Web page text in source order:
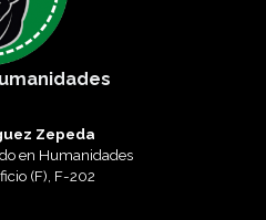
Zepeda
en Humanidades
(F), F-202